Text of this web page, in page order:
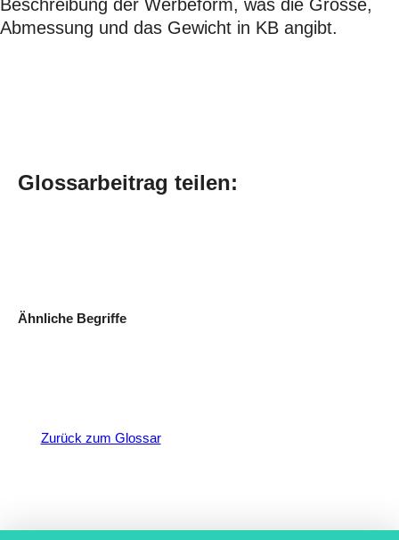
Beschreibung der Werbeform, was die Grösse,
Abmessung und das Gewicht in KB angibt.
Glossarbeitrag teilen:
Ähnliche Begriffe
Zurück zum Glossar